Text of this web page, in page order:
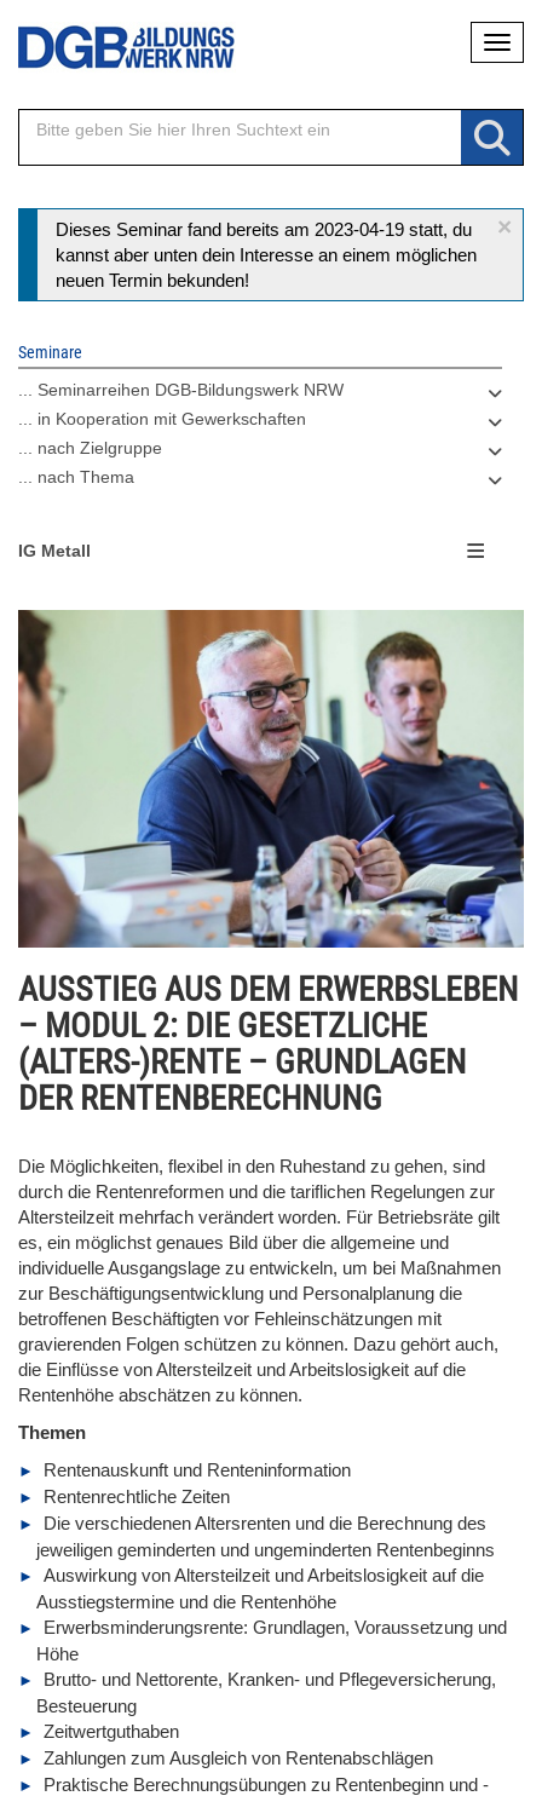
Direkt
Inhalt
×
Statusmeldung
Dieses Seminar fand bereits am 2023-04-19 statt, du
kannst aber unten dein Interesse an einem möglichen
neuen Termin bekunden!
Seminare
... Seminarreihen DGB-Bildungswerk NRW
... in Kooperation mit Gewerkschaften
... nach Zielgruppe
... nach Thema
IG Metall
AUSSTIEG AUS DEM ERWERBSLEBEN
– MODUL 2: DIE GESETZLICHE
(ALTERS-)RENTE – GRUNDLAGEN
DER RENTENBERECHNUNG
Die Möglichkeiten, flexibel in den Ruhestand zu gehen, sind
durch die Rentenreformen und die tariflichen Regelungen zur
Altersteilzeit mehrfach verändert worden. Für Betriebsräte gilt
es, ein möglichst genaues Bild über die allgemeine und
individuelle Ausgangslage zu entwickeln, um bei Maßnahmen
zur Beschäftigungsentwicklung und Personalplanung die
betroffenen Beschäftigten vor Fehleinschätzungen mit
gravierenden Folgen schützen zu können. Dazu gehört auch,
die Einflüsse von Altersteilzeit und Arbeitslosigkeit auf die
Rentenhöhe abschätzen zu können.
Themen
Rentenauskunft und Renteninformation
Rentenrechtliche Zeiten
Die verschiedenen Altersrenten und die Berechnung des
jeweiligen geminderten und ungeminderten Rentenbeginns
Auswirkung von Altersteilzeit und Arbeitslosigkeit auf die
Ausstiegstermine und die Rentenhöhe
Erwerbsminderungsrente: Grundlagen, Voraussetzung und
Höhe
Brutto- und Nettorente, Kranken- und Pflegeversicherung,
Besteuerung
Zeitwertguthaben
Zahlungen zum Ausgleich von Rentenabschlägen
Praktische Berechnungsübungen zu Rentenbeginn und -